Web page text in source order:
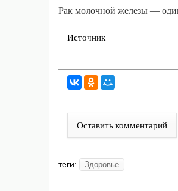
Рак молочной железы —
Источник
Оставить комментарий
теги: Здоровье